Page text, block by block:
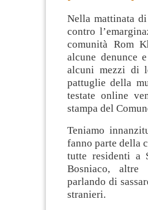
Nella mattinata
contro
comunità Rom
alcune denunce
alcuni mezzi di
pattuglie della
testate online
stampa del
Teniamo
fanno parte della
tutte residenti a
Bosniaco, altre
parlando di
stranieri.